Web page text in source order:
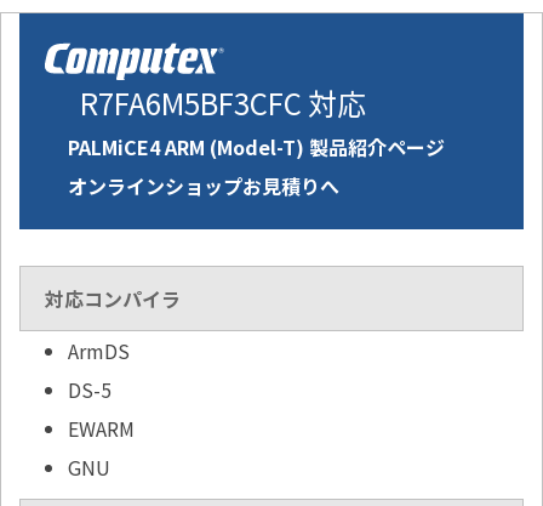
R7FA6M5BF3CFC 対応
PALMiCE4 ARM (Model-T) 製品紹介ページ
オンラインショップお見積りへ
対応コンパイラ
ArmDS
DS-5
EWARM
GNU